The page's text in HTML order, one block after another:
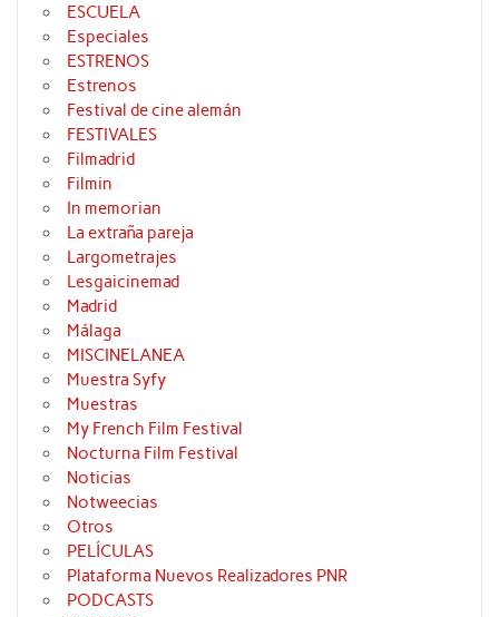
ESCUELA
Especiales
ESTRENOS
Estrenos
Festival de cine alemán
FESTIVALES
Filmadrid
Filmin
In memorian
La extraña pareja
Largometrajes
Lesgaicinemad
Madrid
Málaga
MISCINELANEA
Muestra Syfy
Muestras
My French Film Festival
Nocturna Film Festival
Noticias
Notweecias
Otros
PELÍCULAS
Plataforma Nuevos Realizadores PNR
PODCASTS